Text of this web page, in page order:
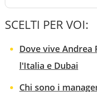
SCELTI PER VOI:
Dove vive Andrea
l'Italia e Dubai
Chi sono i